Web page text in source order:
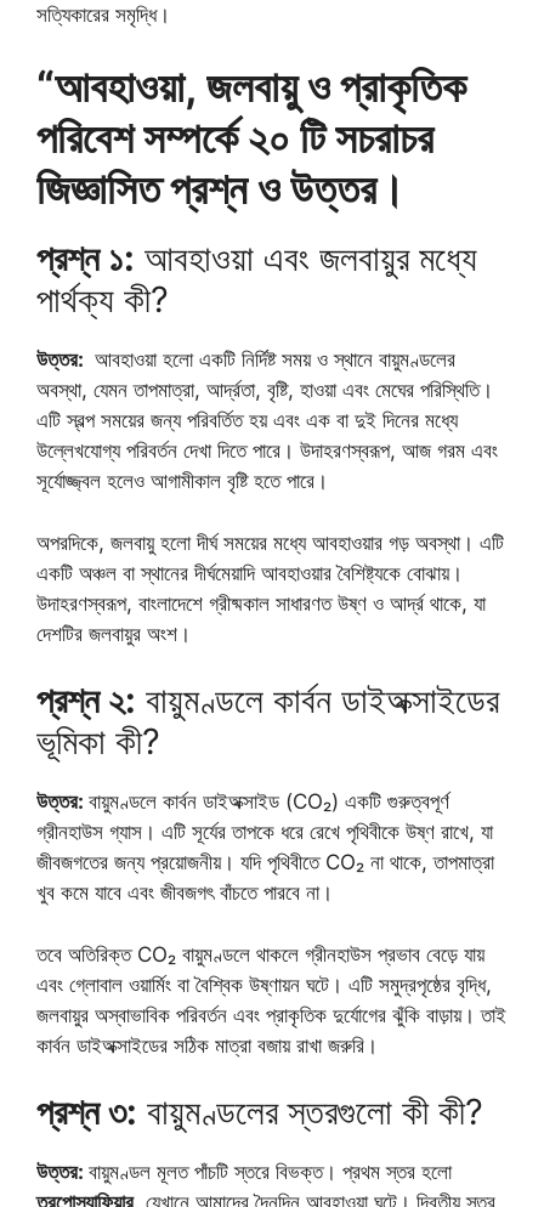
সত্যিকারের সমৃদ্ধি।
“আবহাওয়া, জলবায়ু ও প্রাকৃতিক
পরিবেশ সম্পর্কে ২০ টি সচরাচর
জিজ্ঞাসিত প্রশ্ন ও উত্তর।
প্রশ্ন ১: আবহাওয়া এবং জলবায়ুর মধ্যে
পার্থক্য কী?
উত্তর: আবহাওয়া হলো একটি নির্দিষ্ট সময় ও স্থানে বায়ুমণ্ডলের
অবস্থা, যেমন তাপমাত্রা, আর্দ্রতা, বৃষ্টি, হাওয়া এবং মেঘের পরিস্থিতি।
এটি স্বল্প সময়ের জন্য পরিবর্তিত হয় এবং এক বা দুই দিনের মধ্যে
উল্লেখযোগ্য পরিবর্তন দেখা দিতে পারে। উদাহরণস্বরূপ, আজ গরম এবং
সূর্যোজ্জ্বল হলেও আগামীকাল বৃষ্টি হতে পারে।
অপরদিকে, জলবায়ু হলো দীর্ঘ সময়ের মধ্যে আবহাওয়ার গড় অবস্থা। এটি
একটি অঞ্চল বা স্থানের দীর্ঘমেয়াদি আবহাওয়ার বৈশিষ্ট্যকে বোঝায়।
উদাহরণস্বরূপ, বাংলাদেশে গ্রীষ্মকাল সাধারণত উষ্ণ ও আর্দ্র থাকে, যা
দেশটির জলবায়ুর অংশ।
প্রশ্ন ২: বায়ুমণ্ডলে কার্বন ডাইঅক্সাইডের
ভূমিকা কী?
উত্তর: বায়ুমণ্ডলে কার্বন ডাইঅক্সাইড (CO₂) একটি গুরুত্বপূর্ণ
গ্রীনহাউস গ্যাস। এটি সূর্যের তাপকে ধরে রেখে পৃথিবীকে উষ্ণ রাখে, যা
জীবজগতের জন্য প্রয়োজনীয়। যদি পৃথিবীতে CO₂ না থাকে, তাপমাত্রা
খুব কমে যাবে এবং জীবজগৎ বাঁচতে পারবে না।
তবে অতিরিক্ত CO₂ বায়ুমণ্ডলে থাকলে গ্রীনহাউস প্রভাব বেড়ে যায়
এবং গ্লোবাল ওয়ার্মিং বা বৈশ্বিক উষ্ণায়ন ঘটে। এটি সমুদ্রপৃষ্ঠের বৃদ্ধি,
জলবায়ুর অস্বাভাবিক পরিবর্তন এবং প্রাকৃতিক দুর্যোগের ঝুঁকি বাড়ায়। তাই
কার্বন ডাইঅক্সাইডের সঠিক মাত্রা বজায় রাখা জরুরি।
প্রশ্ন ৩: বায়ুমণ্ডলের স্তরগুলো কী কী?
উত্তর: বায়ুমণ্ডল মূলত পাঁচটি স্তরে বিভক্ত। প্রথম স্তর হলো
ত্রপোস্যাফিয়ার, যেখানে আমাদের দৈনন্দিন আবহাওয়া ঘটে। দ্বিতীয় স্তর